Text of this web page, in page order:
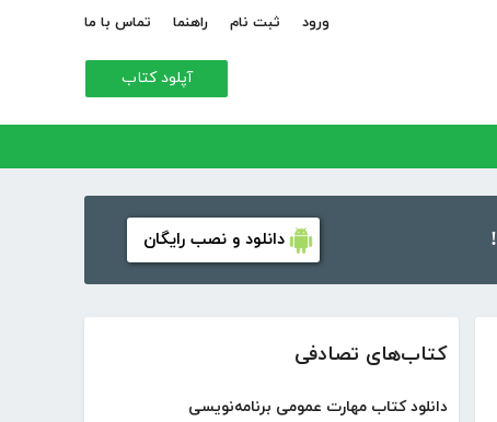
ورود ثبت نام راهنما تماس با ما
آپلود کتاب
دانلود و نصب رایگان
کتاب‌های تصادفی
دانلود کتاب مهارت عمومی برنامه‌نویسی